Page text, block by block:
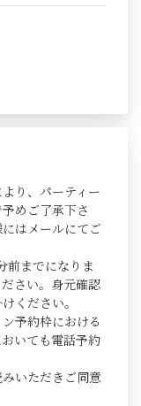
り、パーティー
めご了承下さ
はメールにてご
前までになりま
さい。身元確認
ください。
予約枠における
いても電話予約
いただきご同意